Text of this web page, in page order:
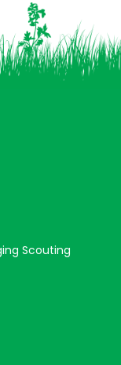
Scouting